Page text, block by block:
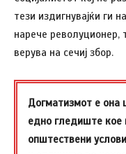
тези издигнувајќи ги
нарече револуционер,
верува на сечиј збор.
Догматизмот е она
едно гледиште кое
општествени